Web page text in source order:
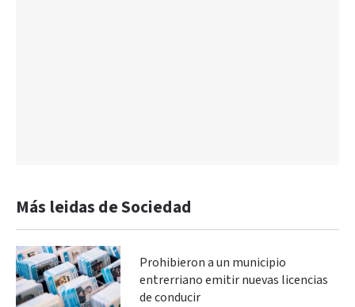
Más leidas de Sociedad
Prohibieron a un municipio
entrerriano emitir nuevas licencias
de conducir